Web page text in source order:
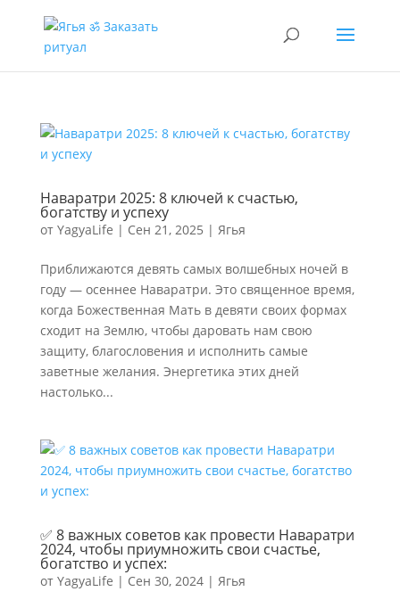
Наваратри 2025: 8 ключей к счастью,
богатству и успеху
от YagyaLife | Сен 21, 2025 | Ягья
Приближаются девять самых волшебных ночей в
году — осеннее Наваратри. Это священное время,
когда Божественная Мать в девяти своих формах
сходит на Землю, чтобы даровать нам свою
защиту, благословения и исполнить самые
заветные желания. Энергетика этих дней
настолько...
✅ 8 важных советов как провести Наваратри
2024, чтобы приумножить свои счастье,
богатство и успех:
от YagyaLife | Сен 30, 2024| Ягья